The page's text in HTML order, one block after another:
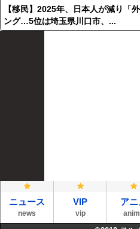
【移民】2025年、日本人が減り「
ング…5位は埼玉県川口市、...
ニュース
news
VIP
vip
アニ